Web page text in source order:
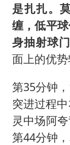
是扎扎。
缠，低平
身抽射球
面上的优势
第35分钟
突进过程
灵中场阿
第44分钟